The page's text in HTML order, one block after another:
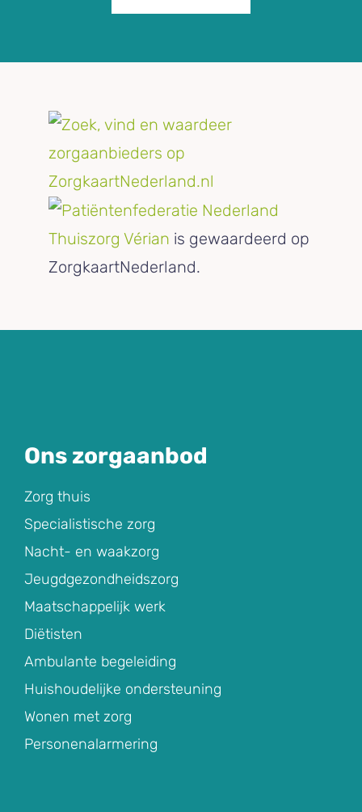
Thuiszorg Vérian is gewaardeerd op
ZorgkaartNederland.
Ons zorgaanbod
Zorg thuis
Specialistische zorg
Nacht- en waakzorg
Jeugdgezondheidszorg
Maatschappelijk werk
Diëtisten
Ambulante begeleiding
Huishoudelijke ondersteuning
Wonen met zorg
Personenalarmering